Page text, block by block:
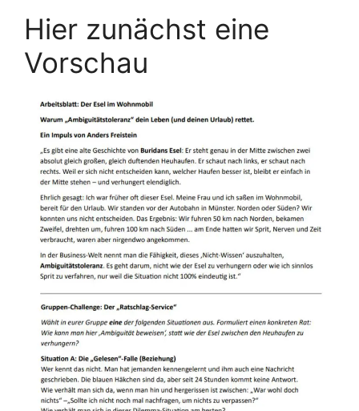
Hier zunächst eine
Vorschau